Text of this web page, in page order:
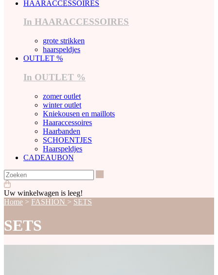
HAARACCESSOIRES
In HAARACCESSOIRES
grote strikken
haarspeldjes
OUTLET %
In OUTLET %
zomer outlet
winter outlet
Kniekousen en maillots
Haaraccessoires
Haarbanden
SCHOENTJES
Haarspeldjes
CADEAUBON
Uw winkelwagen is leeg!
Home > FASHION > SETS
SETS